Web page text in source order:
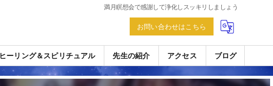
満月瞑想会で感謝して浄化しスッキリしましょう
お問い合わせはこちら
ヒーリング＆スピリチュアル 先生の紹介 アクセス ブログ